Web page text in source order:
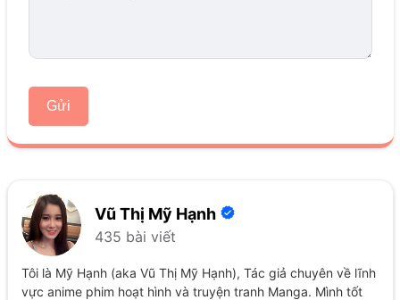
Vũ Thị Mỹ Hạnh
435 bài viết
Tôi là Mỹ Hạnh (aka Vũ Thị Mỹ Hạnh), Tác giả chuyên về lĩnh
vực anime phim hoạt hình và truyện tranh Manga. Mình tốt
Gửi